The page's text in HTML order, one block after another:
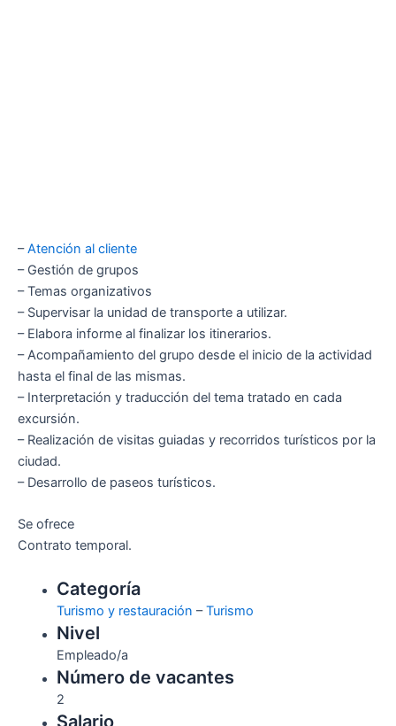
–Atención al cliente
– Gestión de grupos
– Temas organizativos
– Supervisar la unidad de transporte a utilizar.
– Elabora informe al finalizar los itinerarios.
– Acompañamiento del grupo desde el inicio de la actividad
hasta el final de las mismas.
– Interpretación y traducción del tema tratado en cada
excursión.
– Realización de visitas guiadas y recorridos turísticos por la
ciudad.
– Desarrollo de paseos turísticos.
Se ofrece
Contrato temporal.
Categoría
Turismo y restauración –Turismo
Nivel
Empleado/a
Número de vacantes
2
Salario